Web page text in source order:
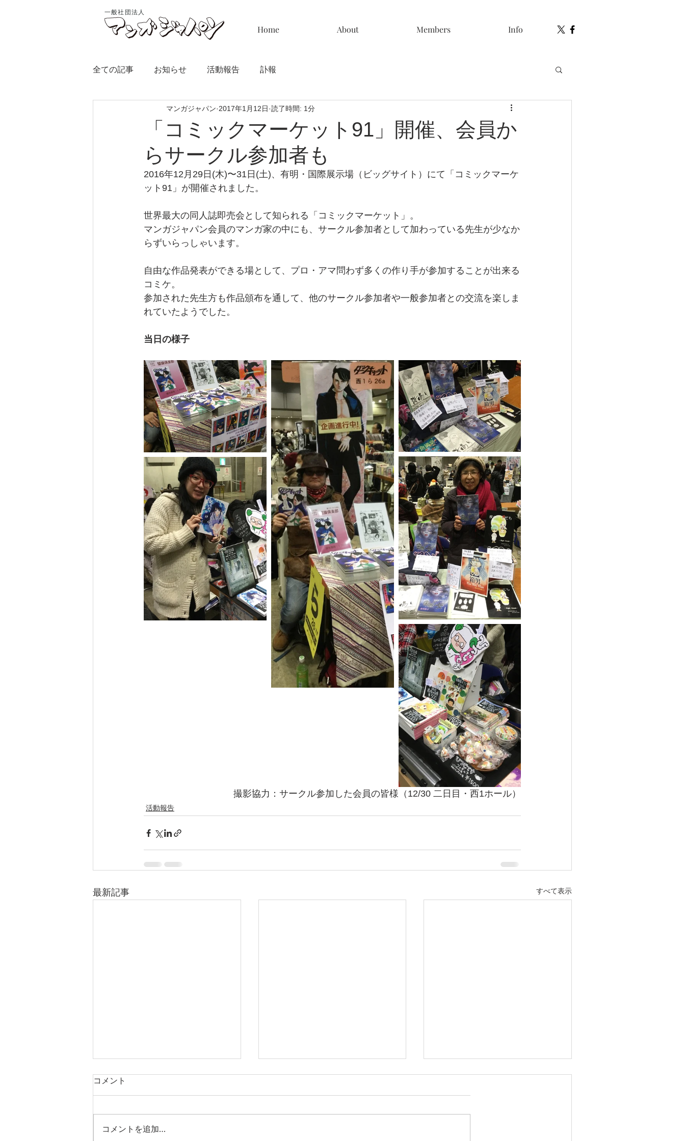
一般社団法人
Home About Members Info
全ての記事 お知らせ 活動報告 訃報
「コミックマーケット91」開催、会員か
らサークル参加者も
マンガジャパン 2017年1月12日 読了時間: 1分
2016年12月29日(木)〜31日(土)、有明・国際展示場（ビッグサイト）にて「コミックマーケ
ット91」が開催されました。
世界最大の同人誌即売会として知られる「コミックマーケット」。
マンガジャパン会員のマンガ家の中にも、サークル参加者として加わっている先生が少なか
らずいらっしゃいます。
自由な作品発表ができる場として、プロ・アマ問わず多くの作り手が参加することが出来る
コミケ。
参加された先生方も作品頒布を通して、他のサークル参加者や一般参加者との交流を楽しま
れていたようでした。
当日の様子
撮影協力：サークル参加した会員の皆様（12/30 二日目・西1ホール）
活動報告
最新記事 すべて表示
コメント
コメントを追加…